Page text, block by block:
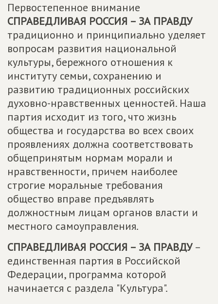
Первостепенное внимание
СПРАВЕДЛИВАЯ РОССИЯ – ЗА ПРАВДУ
традиционно и принципиально уделяет
вопросам развития национальной
культуры, бережного отношения к
институту семьи, сохранению и
развитию традиционных российских
духовно-нравственных ценностей. Наша
партия исходит из того, что жизнь
общества и государства во всех своих
проявлениях должна соответствовать
общепринятым нормам морали и
нравственности, причем наиболее
строгие моральные требования
общество вправе предъявлять
должностным лицам органов власти и
местного самоуправления.
СПРАВЕДЛИВАЯ РОССИЯ – ЗА ПРАВДУ–
единственная партия в Российской
Федерации, программа которой
начинается с раздела "Культура".